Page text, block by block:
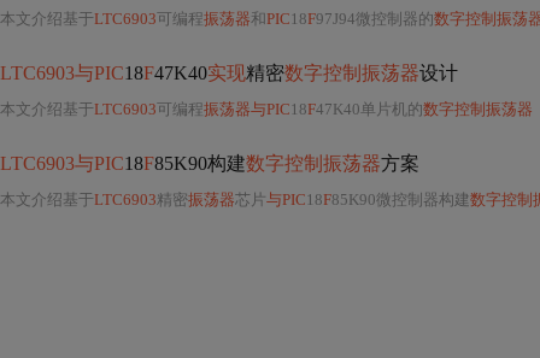
本文介绍基于LTC6903可编程振荡器和PIC 18F97J94微控制器的数字控制振荡
LTC6903与PIC18F47K40实现精密数字控制振荡器设计
本文介绍基于LTC6903可编程振荡器与PIC 18F47K40单片机的数字控制振荡器
LTC6903与PIC18F85K90构建数字控制振荡器方案
本文介绍基于LTC6903精密振荡器芯片与PIC 18F85K90微控制器构建数字控制